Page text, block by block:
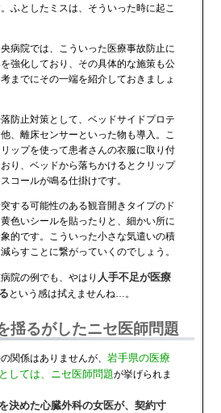
ふとしたミスは、そういった時に起こ
病院では、こういった医療事故防止に
強化しており、その具体的な施策も公
までにその一端を紹介しておきましょ
防止対策として、ベッドサイドプロテ
、離床センサーといった物も導入。こ
ップを使って患者さんの衣服に取り付
り、ベッドから落ちかけるとクリップ
コールが鳴る仕掛けです。
する可能性のある観音開きタイプのド
色いシールを貼ったりと、細かい所に
的です。こういった小さな気遣いの積
らすことに繋がっていくのでしょう。
院の例でも、やはり 人手不足が医療
という感は拭えませんね…。
揺るがしたニセ医師問題
関係はありませんが、岩手県の医療
しては、ニセ医師問題が挙げられま
決めた心臓外科の女医が、契約寸